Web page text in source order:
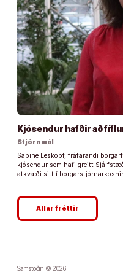
Kjósendur hafðir að
Stjórnmál
Sabine Leskopf, fráfarandi
kjósendur sem hafi greitt
atkvæði sitt í
Allar fréttir
Samstöðin © 2026